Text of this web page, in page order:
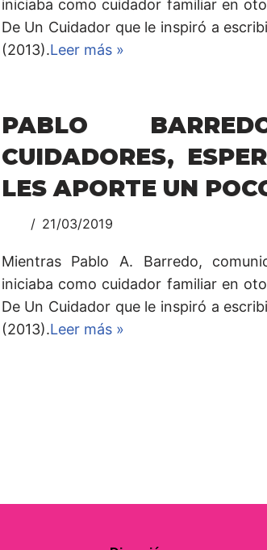
iniciaba como cuidador familiar en
De Un Cuidador que le inspiró a
(2013).Leer más »
PABLO
CUIDADORES,
LES APORTE UN
21/03/2019
Mientras Pablo A. Barredo,
iniciaba como cuidador familiar en
De Un Cuidador que le inspiró a
(2013).Leer más »